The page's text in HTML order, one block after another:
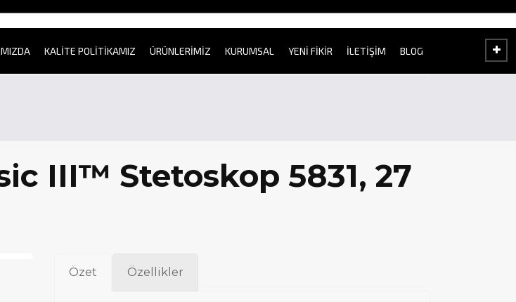
KALİTE POLİTİKAMIZ ÜRÜNLERİMİZ KURUMSAL YENİ FİKİR İLETİŞİM BLOG
III™ Stetoskop 5831, 27
Özet Özellikler